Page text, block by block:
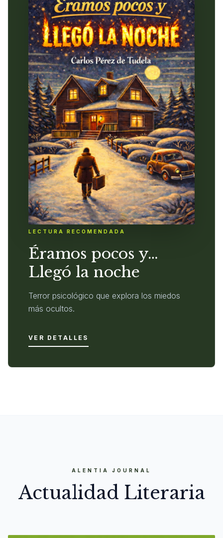
LECTURA RECOMENDADA
Éramos pocos y…
Llegó la noche
Terror psicológico que explora los miedos
más ocultos.
VER DETALLES
ALENTIA JOURNAL
Actualidad Literaria